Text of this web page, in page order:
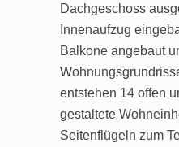
Dachgeschoss
Innenaufzug
Balkone angebaut
entstehen 14 offen
gestaltete
Seitenflügeln zum